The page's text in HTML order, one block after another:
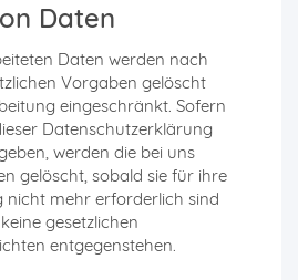
Daten
Daten werden nach
Vorgaben gelöscht
eingeschränkt. Sofern
Datenschutzerklärung
werden die bei uns
gelöscht, sobald sie für ihre
nicht mehr erforderlich sind
gesetzlichen
entgegenstehen.